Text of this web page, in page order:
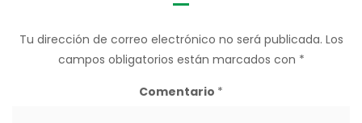
Tu dirección de correo electrónico no será publicada. Los
campos obligatorios están marcados con *
Comentario *